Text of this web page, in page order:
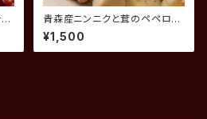
青森産ニンニクと茸のペペロン
チーノ
¥1,500